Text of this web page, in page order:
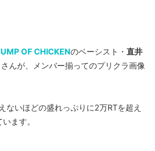
OF CHICKENのベーシスト・ 直井
さんが、メンバー揃ってのプリクラ画像
ないほどの盛れっぷりに2万RTを超え
ます。